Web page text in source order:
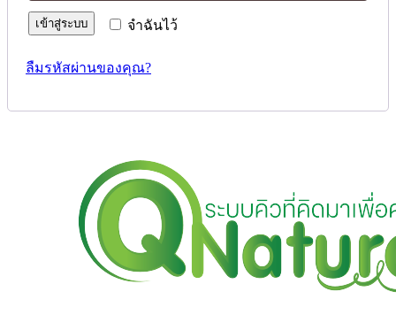
จำฉันไว้
เข้าสู่ระบบ
ลืมรหัสผ่านของคุณ?